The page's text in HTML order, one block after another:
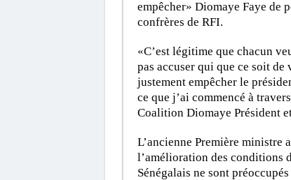
empêcher» Diomaye Faye de
confrères de RFI.
«C’est légitime que chacun
pas accuser qui que ce soit
justement empêcher le
ce que j’ai commencé à
Coalition Diomaye Président
L’ancienne Première ministre
l’amélioration des conditions
Sénégalais ne sont